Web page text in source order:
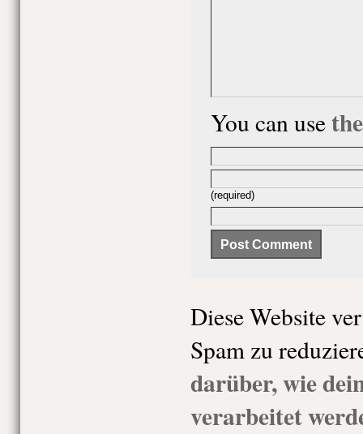
You can use
(required)
Diese Website
Spam zu
darüber, wie
verarbeitet